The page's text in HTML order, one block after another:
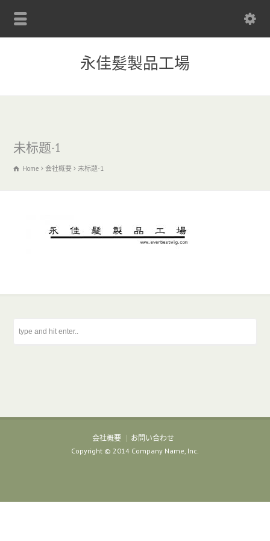
永佳髪製品工場
未标题-1
Home 会社概要 未标题-1
会社概要
お問い合わせ
Copyright © 2014 Company Name, Inc.